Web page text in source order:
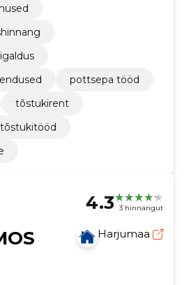
pottsepa tööd
tõstukirent
tõstukitööd
4.3 3 hinnangut
Harjumaa